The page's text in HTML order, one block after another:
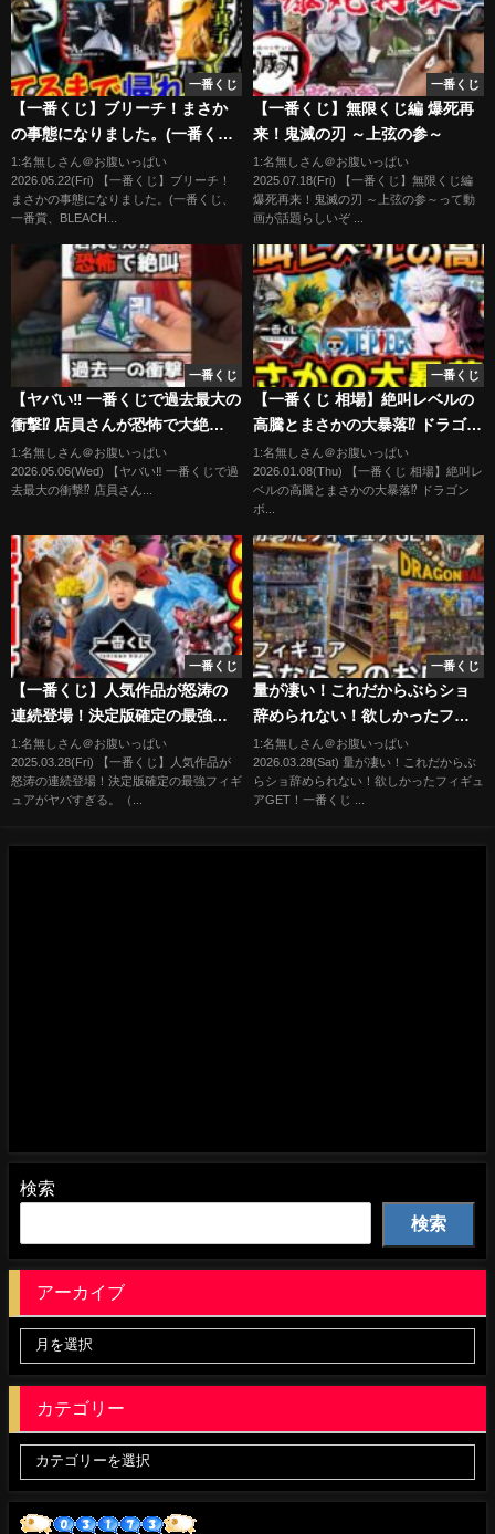
一番くじ
【一番くじ】ブリーチ！まさか
の事態になりました。(一番く
じ、一番賞、BLEACH）
1:名無しさん＠お腹いっぱい
2026.05.22(Fri) 【一番くじ】ブリーチ！
まさかの事態になりました。(一番くじ、
一番賞、BLEACH...
一番くじ
【一番くじ】無限くじ編 爆死再
来！鬼滅の刃 ～上弦の参～
1:名無しさん＠お腹いっぱい
2025.07.18(Fri) 【一番くじ】無限くじ編
爆死再来！鬼滅の刃 ～上弦の参～って動
画が話題らしいぞ ...
一番くじ
【ヤバい‼︎ 一番くじで過去最大の
衝撃⁉︎ 店員さんが恐怖で大絶
叫⁉︎】 #僕のヒーローアカデミア
#ヒロアカ #一番くじ #フィギュ
ア #shrots 紡ぐ力 爆豪勝己 緑谷
1:名無しさん＠お腹いっぱい
2026.05.06(Wed) 【ヤバい‼︎ 一番くじで過
去最大の衝撃⁉︎ 店員さん...
一番くじ
【一番くじ 相場】絶叫レベルの
高騰とまさかの大暴落⁉︎ ドラゴン
ボール ワンピース ヒロアカ 進撃
の巨人 ハンター×ハンター ルフ
ィ 孫悟空 デク キルア
1:名無しさん＠お腹いっぱい
2026.01.08(Thu) 【一番くじ 相場】絶叫レ
ベルの高騰とまさかの大暴落⁉︎ ドラゴン
ボ...
一番くじ
【一番くじ】人気作品が怒涛の
連続登場！決定版確定の最強フ
ィギュアがヤバすぎる。（一番
くじ、ドラゴンボール、一番
賞、ワンピース）
1:名無しさん＠お腹いっぱい
2025.03.28(Fri) 【一番くじ】人気作品が
怒涛の連続登場！決定版確定の最強フィギ
ュアがヤバすぎる。（...
一番くじ
量が凄い！これだからぶらショ
辞められない！欲しかったフィ
ギュアGET！一番くじ ドラゴン
ボール フィギュア
1:名無しさん＠お腹いっぱい
2026.03.28(Sat) 量が凄い！これだからぶ
らショ辞められない！欲しかったフィギュ
アGET！一番くじ ...
検索
検索
アーカイブ
カテゴリー